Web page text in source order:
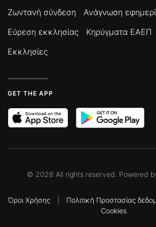
Ζωντανή σύνδεση Ανάγνωση
Εύρεση εκκλησίας
Κηρύγματα ΕΑΕΠ
Εκκλησίες
GET THE APP
© 2026 All rights reserved. Powered
Όροι Χρήσης Πολιτική Προστασίας
Cookies